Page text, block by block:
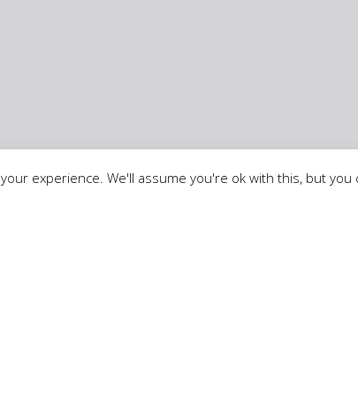
experience. We'll assume you're ok with this, but you